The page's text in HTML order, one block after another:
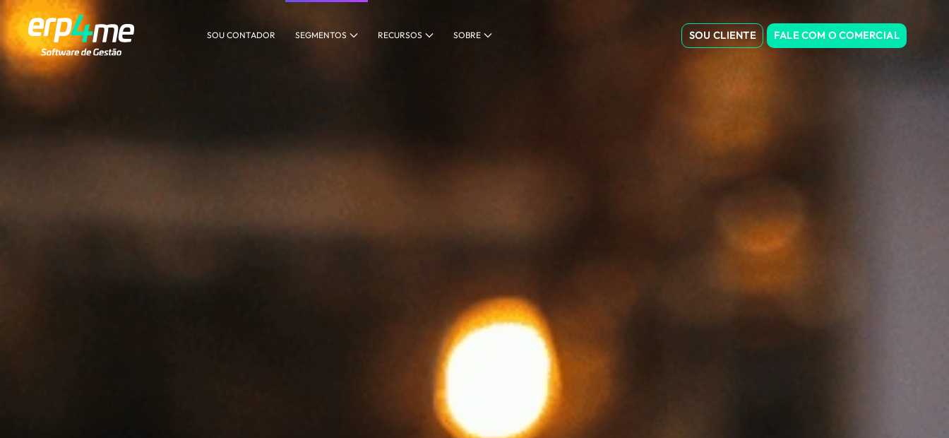
Skip to main content SOU CONTADOR SEGMENTOS RECURSOS SOBRE SOU CLIENTE FALE COM O COMERCIAL